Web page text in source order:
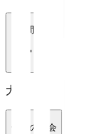
1週間
大会
全ての大会